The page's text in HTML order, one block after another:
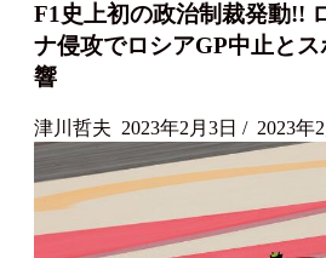
F1史上初の政治制裁発動!!
ナ侵攻でロシアGP中止と
響
津川哲夫 2023年2月3日 / 2023年